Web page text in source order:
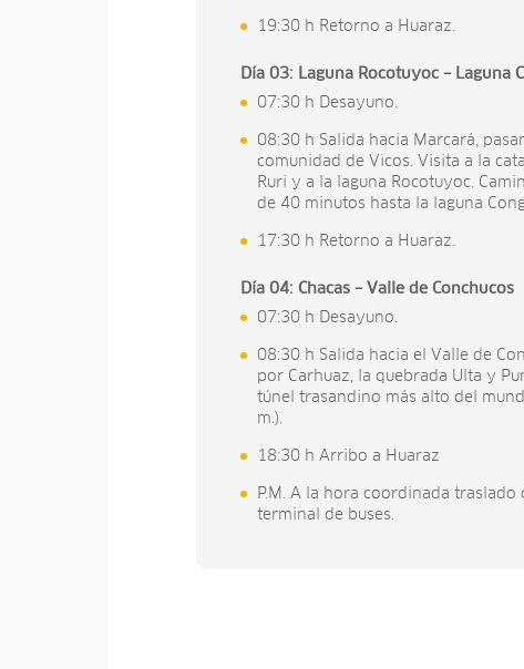
19:30 h Retorno a Huaraz.
Día 03: Laguna Rocotuyoc – Laguna
07:30 h Desayuno.
08:30 h Salida hacia Marcará,
comunidad de Vicos. Visita a la
Ruri y a la laguna Rocotuyoc.
de 40 minutos hasta la laguna
17:30 h Retorno a Huaraz.
Día 04: Chacas – Valle de Conchucos
07:30 h Desayuno.
08:30 h Salida hacia el Valle de
por Carhuaz, la quebrada Ulta y
túnel trasandino más alto del
m.).
18:30 h Arribo a Huaraz
P.M. A la hora coordinada traslado
terminal de buses.